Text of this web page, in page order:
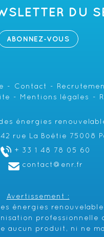
DU
ABONNEZ-VOUS
Contact
Mentions légales
énergies
rue La Boétie 75008
+ 33 1 48 78 05 60
contact@enr.fr
Avertissement :
énergies
professionnelle
aucun produit, ni ne